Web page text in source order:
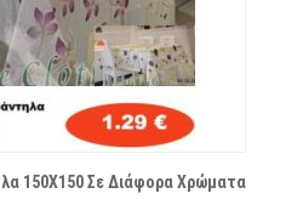
150Χ150 Σε Διάφορα Χρώματα